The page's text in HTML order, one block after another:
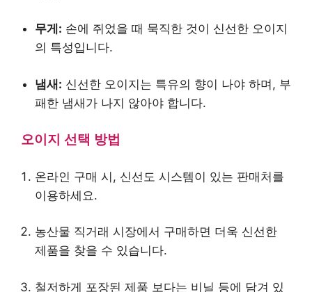
무게: 손에 쥐었을 때 묵직한 것이 신선한 오이지
의 특성입니다.
냄새: 신선한 오이지는 특유의 향이 나야 하며, 부
패한 냄새가 나지 않아야 합니다.
오이지 선택 방법
온라인 구매 시, 신선도 시스템이 있는 판매처를
이용하세요.
농산물 직거래 시장에서 구매하면 더욱 신선한
제품을 찾을 수 있습니다.
철저하게 포장된 제품 보다는 비닐 등에 담겨 있